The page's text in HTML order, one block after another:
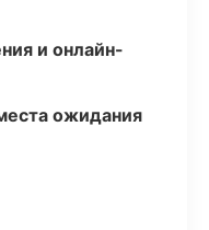
и онлайн-
ожидания